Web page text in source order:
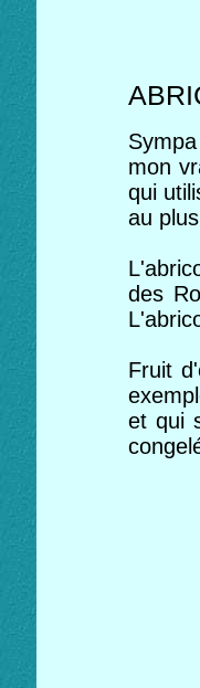
mon
qui
au
des
Fruit
et qui